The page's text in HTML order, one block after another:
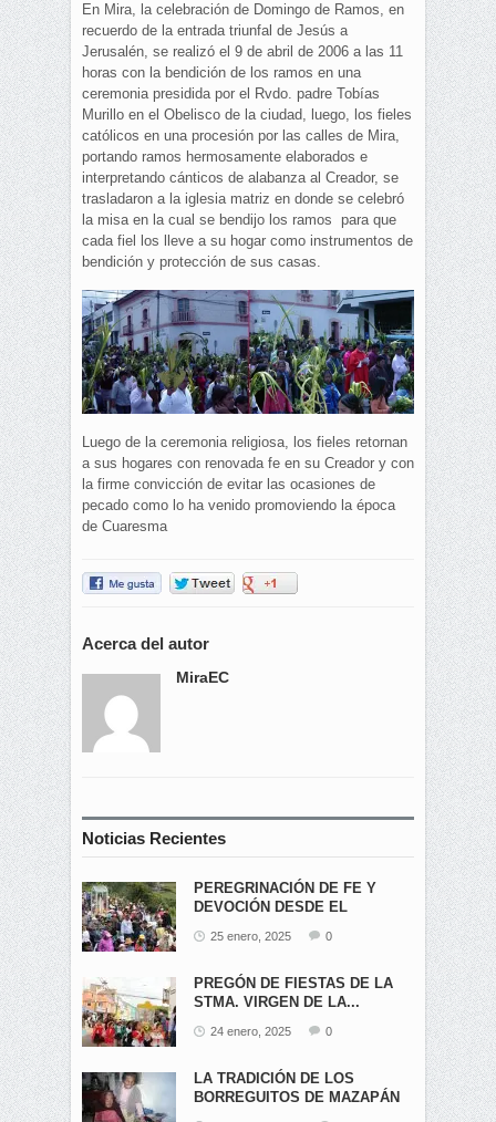
En Mira, la celebración de Domingo de Ramos, en
recuerdo de la entrada triunfal de Jesús a
Jerusalén, se realizó el 9 de abril de 2006 a las 11
horas con la bendición de los ramos en una
ceremonia presidida por el Rvdo. padre Tobías
Murillo en el Obelisco de la ciudad, luego, los fieles
católicos en una procesión por las calles de Mira,
portando ramos hermosamente elaborados e
interpretando cánticos de alabanza al Creador, se
trasladaron a la iglesia matriz en donde se celebró
la misa en la cual se bendijo los ramos para que
cada fiel los lleve a su hogar como instrumentos de
bendición y protección de sus casas.
Luego de la ceremonia religiosa, los fieles retornan
a sus hogares con renovada fe en su Creador y con
la firme convicción de evitar las ocasiones de
pecado como lo ha venido promoviendo la época
de Cuaresma
Acerca del autor
MiraEC
Noticias Recientes
PEREGRINACIÓN DE FE Y
DEVOCIÓN DESDE EL
25 enero, 2025 0
PREGÓN DE FIESTAS DE LA
STMA. VIRGEN DE LA...
24 enero, 2025 0
LA TRADICIÓN DE LOS
BORREGUITOS DE MAZAPÁN